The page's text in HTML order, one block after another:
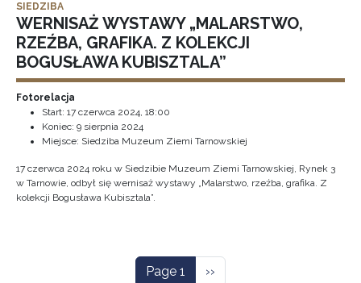
SIEDZIBA
WERNISAŻ WYSTAWY „MALARSTWO,
RZEŹBA, GRAFIKA. Z KOLEKCJI
BOGUSŁAWA KUBISZTALA”
Fotorelacja
Start: 17 czerwca 2024, 18:00
Koniec: 9 sierpnia 2024
Miejsce: Siedziba Muzeum Ziemi Tarnowskiej
17 czerwca 2024 roku w Siedzibie Muzeum Ziemi Tarnowskiej, Rynek 3
w Tarnowie, odbył się wernisaż wystawy „Malarstwo, rzeźba, grafika. Z
kolekcji Bogusława Kubisztala”.
Page 1 Next page
››